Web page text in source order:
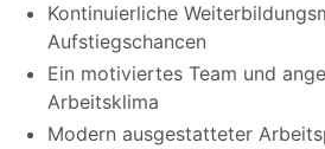
Kontinuierliche
Aufstiegschancen
Ein motiviertes Team und
Arbeitsklima
Modern ausgestatteter